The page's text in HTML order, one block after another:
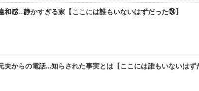
感…静かすぎる家【ここには誰もいないはずだった㉔】
夫からの電話…知らされた事実とは【ここには誰もいないは